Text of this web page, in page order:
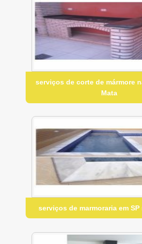
serviços de corte de mármore
Mata
serviços de marmoraria em SP